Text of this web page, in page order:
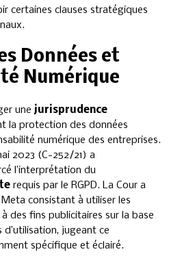
certaines clauses stratégiques
Données et
Numérique
unejurisprudence
la protection des données
numérique des entreprises.
2023 (C-252/21) a
l’interprétation du
requis par le RGPD. La Cour a
consistant à utiliser les
des fins publicitaires sur la base
jugeant ce
spécifique et éclairé.